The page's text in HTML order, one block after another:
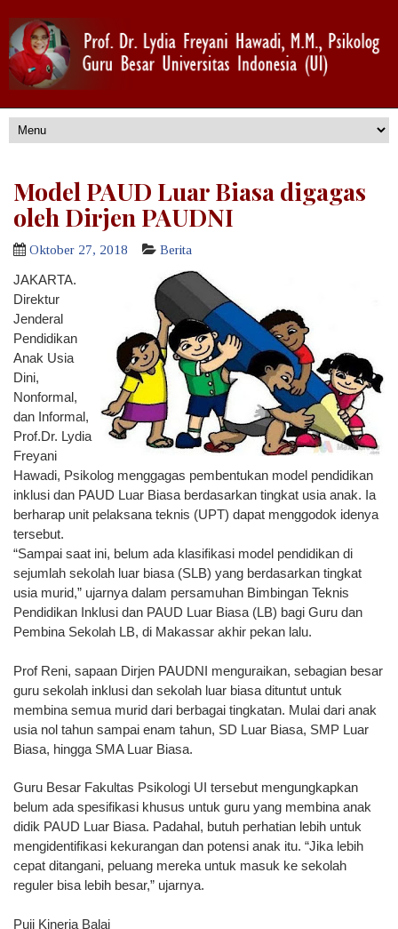
Model PAUD Luar Biasa digagas
oleh Dirjen PAUDNI
Oktober 27, 2018 Berita
JAKARTA.
Direktur
Jenderal
Pendidikan
Anak Usia
Dini,
Nonformal,
dan Informal,
Prof.Dr. Lydia
Freyani
Hawadi, Psikolog menggagas pembentukan model pendidikan
inklusi dan PAUD Luar Biasa berdasarkan tingkat usia anak. Ia
berharap unit pelaksana teknis (UPT) dapat menggodok idenya
tersebut.
“Sampai saat ini, belum ada klasifikasi model pendidikan di
sejumlah sekolah luar biasa (SLB) yang berdasarkan tingkat
usia murid,” ujarnya dalam persamuhan Bimbingan Teknis
Pendidikan Inklusi dan PAUD Luar Biasa (LB) bagi Guru dan
Pembina Sekolah LB, di Makassar akhir pekan lalu.
Prof Reni, sapaan Dirjen PAUDNI menguraikan, sebagian besar
guru sekolah inklusi dan sekolah luar biasa dituntut untuk
membina semua murid dari berbagai tingkatan. Mulai dari anak
usia nol tahun sampai enam tahun, SD Luar Biasa, SMP Luar
Biasa, hingga SMA Luar Biasa.
Guru Besar Fakultas Psikologi UI tersebut mengungkapkan
belum ada spesifikasi khusus untuk guru yang membina anak
didik PAUD Luar Biasa. Padahal, butuh perhatian lebih untuk
mengidentifikasi kekurangan dan potensi anak itu. “Jika lebih
cepat ditangani, peluang mereka untuk masuk ke sekolah
reguler bisa lebih besar,” ujarnya.
Puji Kinerja Balai